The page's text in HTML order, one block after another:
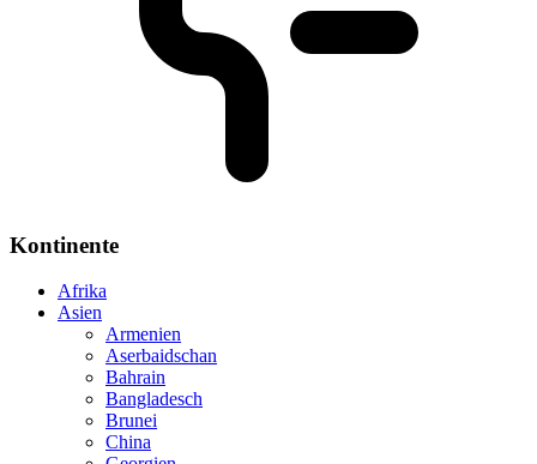
Kontinente
Afrika
Asien
Armenien
Aserbaidschan
Bahrain
Bangladesch
Brunei
China